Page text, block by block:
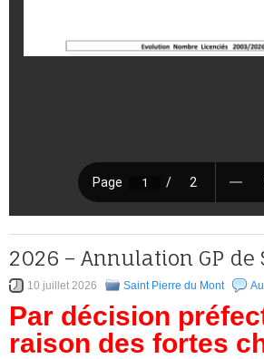
2026 – Annulation GP de
10 juillet 2026 Saint Pierre du Mont
Par décision
raison des fortes